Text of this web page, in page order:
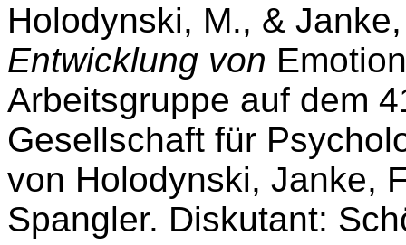
Holodynski, M., &
Entwicklung von
Arbeitsgruppe auf dem
Gesellschaft für
von Holodynski, Janke,
Spangler. Diskutant: